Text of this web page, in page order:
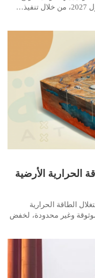
الحرارية الأرضية
الطاقة الحرارية
وغير محدودة، لخفض